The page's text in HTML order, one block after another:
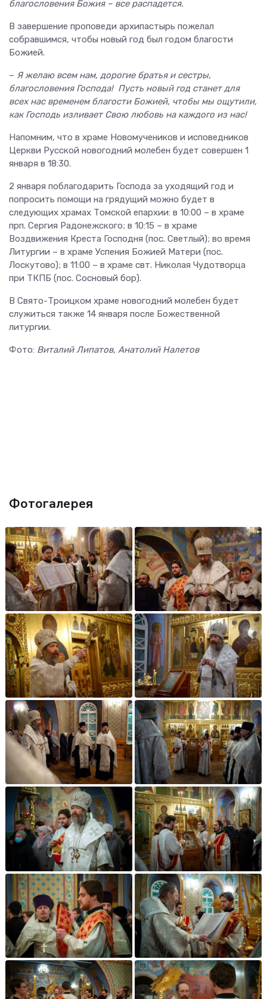
благословения Божия – все распадется.
В завершение проповеди архипастырь пожелал
собравшимся, чтобы новый год был годом благости
Божией.
– Я желаю всем нам, дорогие братья и сестры,
благословения Господа! Пусть новый год станет для
всех нас временем благости Божией, чтобы мы ощутили,
как Господь изливает Свою любовь на каждого из нас!
Напомним, что в храме Новомучеников и исповедников
Церкви Русской новогодний молебен будет совершен 1
января в 18:30.
2 января поблагодарить Господа за уходящий год и
попросить помощи на грядущий можно будет в
следующих храмах Томской епархии: в 10:00 – в храме
прп. Сергия Радонежского; в 10:15 – в храме
Воздвижения Креста Господня (пос. Светлый); во время
Литургии – в храме Успения Божией Матери (пос.
Лоскутово); в 11:00 – в храме свт. Николая Чудотворца
при ТКПБ (пос. Сосновый бор).
В Свято-Троицком храме новогодний молебен будет
служиться также 14 января после Божественной
литургии.
Фото: Виталий Липатов, Анатолий Налетов
Фотогалерея